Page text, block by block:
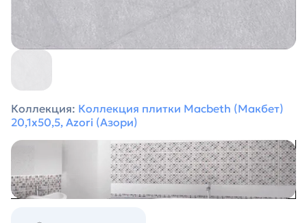
Коллекция: Коллекция плитки Macbeth (Макбет)
20,1х50,5, Azori (Азори)